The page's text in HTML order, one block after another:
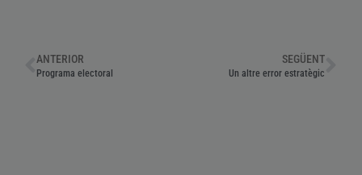
ANTERIOR
Programa electoral
SEGÜENT
Un altre error estratègic